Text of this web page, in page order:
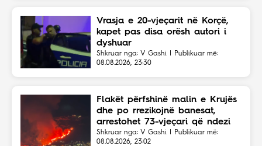
Vrasja e 20-vjeçarit në Korçë,
kapet pas disa orësh autori i
dyshuar
Shkruar nga: V Gashi | Publikuar më:
08.08.2026, 23:30
Flakët përfshinë malin e Krujës
dhe po rrezikojnë banesat,
arrestohet 73-vjeçari që ndezi
zjarrin për të djegur barin
Shkruar nga: V Gashi | Publikuar më:
08.08.2026, 23:02